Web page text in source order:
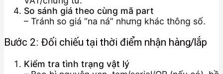
So sánh giá theo cùng mã part
– Tránh so giá “na ná” nhưng khác thông số.
Bước 2: Đối chiếu tại thời điểm nhận hàng/lắp
Kiểm tra tình trạng vật lý